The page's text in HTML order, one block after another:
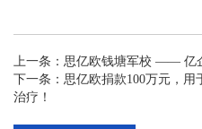
上一条： 思亿欧钱塘军校 —— 亿
下一条： 思亿欧捐款100万元，
治疗！